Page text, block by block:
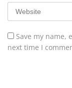
Save my name,
next time I